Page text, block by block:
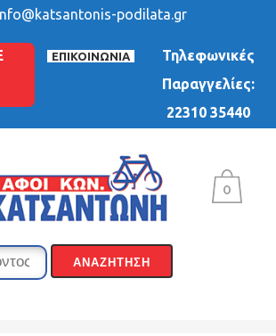
podilata.gr
ΕΠΙΚΟΙΝΩΝΙΑ
Τηλεφωνικές
Παραγγελίες:
22310 35440
0